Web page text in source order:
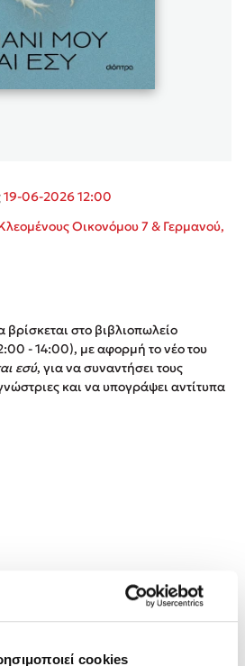
cookies
μου είσαι εσύ
Δεληγεώργη
κάτω, μπροστά, πίσω
19-06-2026 12:00
Οικονόμου 7 & Γερμανού,
στο βιβλιοπωλείο
- 14:00), με αφορμή το νέο του
εσύ, για να συναντήσει τους
και να υπογράψει αντίτυπα